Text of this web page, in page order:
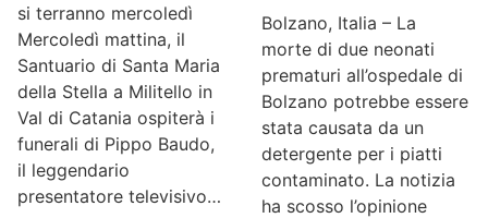
si terranno mercoledì
Mercoledì mattina, il
Santuario di Santa Maria
della Stella a Militello in
Val di Catania ospiterà i
funerali di Pippo Baudo,
il leggendario
presentatore televisivo…
Bolzano, Italia – La
morte di due neonati
prematuri all’ospedale di
Bolzano potrebbe essere
stata causata da un
detergente per i piatti
contaminato. La notizia
ha scosso l’opinione